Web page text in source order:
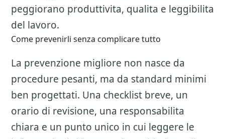
peggiorano produttivita, qualita e leggibilita
del lavoro.
Come prevenirli senza complicare tutto
La prevenzione migliore non nasce da
procedure pesanti, ma da standard minimi
ben progettati. Una checklist breve, un
orario di revisione, una responsabilita
chiara e un punto unico in cui leggere le